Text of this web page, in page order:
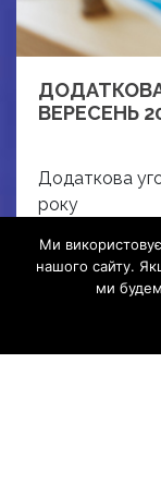
ВЕРЕСЕНЬ
Додаткова
року
Read More
Ми
нашого сайту.
ми